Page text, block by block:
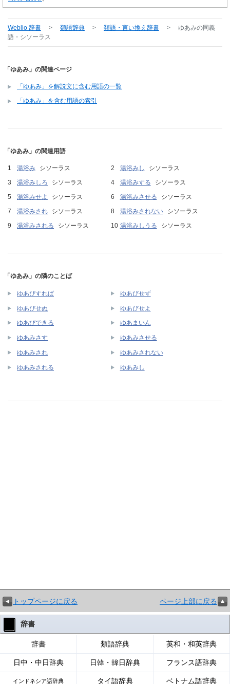
Weblio 辞書 > 類語辞典 > 類語・言い換え辞書 > ゆあみの同義
語・シソーラス
「ゆあみ」の関連ページ
「ゆあみ」を解説文に含む用語の一覧
「ゆあみ」を含む用語の索引
「ゆあみ」の関連用語
湯浴み シソーラス 湯浴みし
シソーラス
湯浴みしろ
シソーラス 湯浴みする
シソーラス
湯浴みせよ
シソーラス 湯浴みさせる
シソーラス
湯浴みされ
シソーラス 湯浴みされない
シソーラス
湯浴みされる
シソーラス 湯浴みしうる シソーラス
「ゆあみ」の隣のことば
ゆあびすれば ゆあびせず
ゆあびせぬ ゆあびせよ
ゆあびできる ゆあまいん
ゆあみさす ゆあみさせる
ゆあみされ ゆあみされない
ゆあみされる ゆあみし
トップページに戻る ページ上部に戻る
辞書
辞書 類語辞典 英和・和英辞典
日中・中日辞典 日韓・韓日辞典 フランス語辞典
インドネシア語辞典 タイ語辞典 ベトナム語辞典